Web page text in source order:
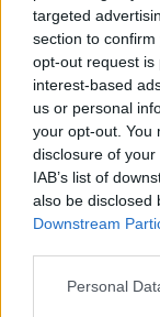
targeted
section to
opt-out request is
interest-based
us or personal
your opt-out. You
disclosure of
IAB’s list of
also be disclosed
Downstream
Please note that
Personal
Tranquilla nel
strada.
Caratteristiche